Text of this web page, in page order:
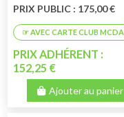
PRIX PUBLIC : 175,00 €
PRIX ADHÉRENT :
152,25 €
Ajouter au panier